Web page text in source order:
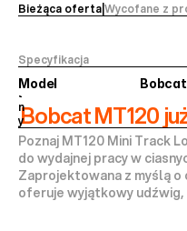
Bieżąca ofertaWycofane z
Model
Specyfikacja
Bobcat MT120
l
t
u
a
l
n
y
Poznaj MT120 Mini Track
do wydajnej pracy w
Zaprojektowana z myślą
oferuje wyjątkowy